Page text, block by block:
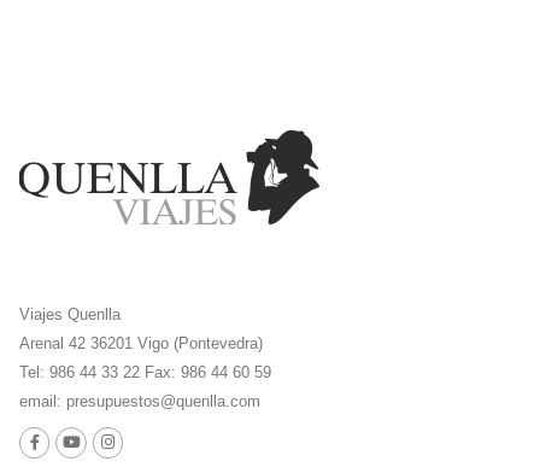
Viajes Quenlla
Arenal 42 36201 Vigo (Pontevedra)
Tel: 986 44 33 22 Fax: 986 44 60 59
email: presupuestos@quenlla.com